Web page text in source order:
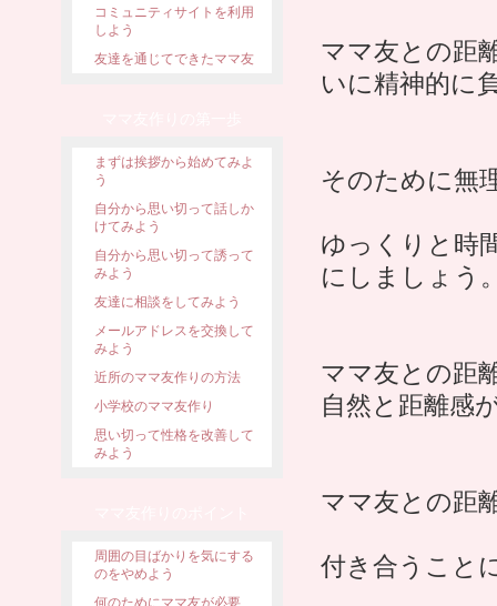
ママ友との距
いに精神的に
そのために無
ゆっくりと時
にしましょう
ママ友との距
自然と距離感
ママ友との距
付き合うこと
コミュニティサイトを利用
しよう
友達を通じてできたママ友
まずは挨拶から始めてみよ
う
自分から思い切って話しか
けてみよう
自分から思い切って誘って
みよう
友達に相談をしてみよう
メールアドレスを交換して
みよう
近所のママ友作りの方法
小学校のママ友作り
思い切って性格を改善して
みよう
周囲の目ばかりを気にする
のをやめよう
何のためにママ友が必要